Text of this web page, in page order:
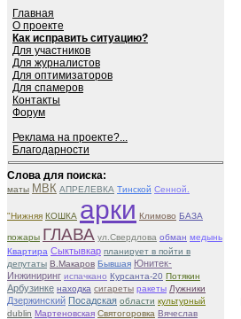
Главная
О проекте
Как исправить ситуацию?
Для участников
Для журналистов
Для оптимизаторов
Для спамеров
Контакты
Форум
Реклама на проекте?...
Благодарности
Слова для поиска:
маты МВК АПРЕЛЕВКА Тинской Сенной.
"Нижняя КОШКА арки Климово БАЗА
пожары ГЛАВА ул.Свердлова обман медынь
Квартира Сыктывкар планирует в пойти в
депутаты В.Макаров Бывшая Юнитек-
Инжиниринг испачкано Курсанта-20 Потякин
Арбузинке находка сигареты ракеты Лужники
Дзержинский Посадская области культурный
dublin Мартеновская Святогоровка Вячеслав